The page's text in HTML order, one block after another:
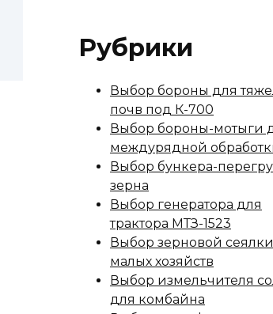
Рубрики
Выбор бороны для
почв под К-700
Выбор бороны-мотыги
междурядной
Выбор бункера-
зерна
Выбор генератора для
трактора МТЗ-1523
Выбор зерновой
малых хозяйств
Выбор измельчителя
для комбайна